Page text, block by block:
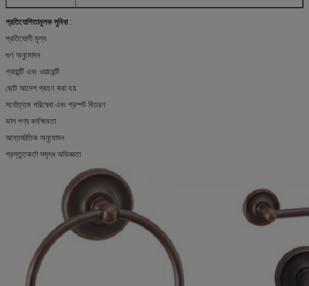
প্রতিযোগিতামূলক সুবিধা:
প্রতিযোগী মূল্য
গুণ অনুমোদন
গ্যারান্টি এবং ওয়ারেন্টি
ছোট আদেশ গ্রহণ করা হয়
সর্বোত্তম পরিষেবা এবং প্রম্পট বিতরণ
ভাল পণ্য কর্মক্ষমতা
আন্তর্জাতিক অনুমোদন
প্রস্তুতকর্তা সমৃদ্ধ অভিজ্ঞতা